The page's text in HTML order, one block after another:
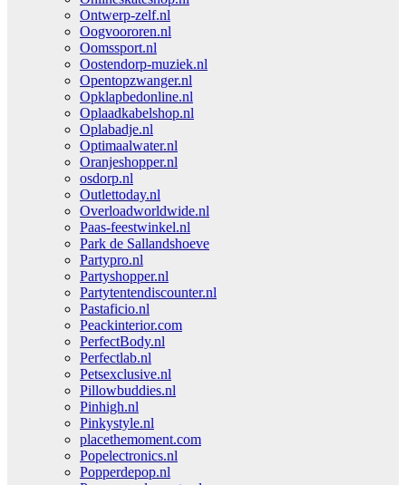
Ontwerp-zelf.nl
Oogvoororen.nl
Oomssport.nl
Oostendorp-muziek.nl
Opentopzwanger.nl
Opklapbedonline.nl
Oplaadkabelshop.nl
Oplabadje.nl
Optimaalwater.nl
Oranjeshopper.nl
osdorp.nl
Outlettoday.nl
Overloadworldwide.nl
Paas-feestwinkel.nl
Park de Sallandshoeve
Partypro.nl
Partyshopper.nl
Partytentendiscounter.nl
Pastaficio.nl
Peackinterior.com
PerfectBody.nl
Perfectlab.nl
Petsexclusive.nl
Pillowbuddies.nl
Pinhigh.nl
Pinkystyle.nl
placethemoment.com
Popelectronics.nl
Popperdepop.nl